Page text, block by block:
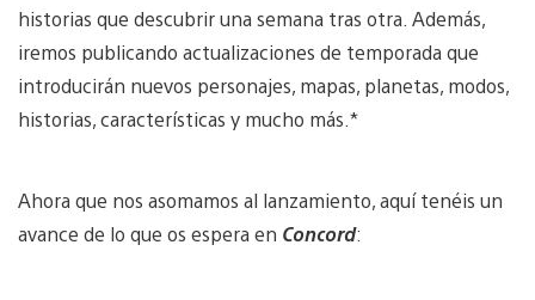
historias que descubrir una semana tras otra. Además,
iremos publicando actualizaciones de temporada que
introducirán nuevos personajes, mapas, planetas, modos,
historias, características y mucho más.*
Ahora que nos asomamos al lanzamiento, aquí tenéis un
avance de lo que os espera en Concord: